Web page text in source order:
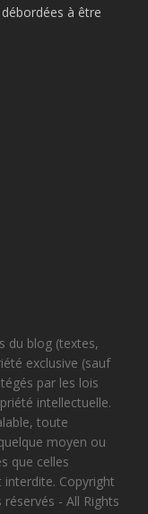
du blog (textes,
exclusive (sauf
par les lois
intellectuelle.
toute
moyen ou
que celles
Copyright
- All Rights